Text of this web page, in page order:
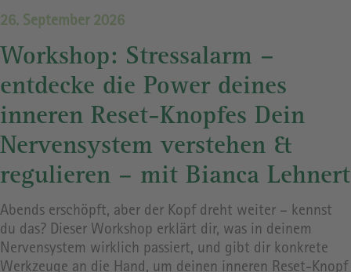
26. September 2026
Workshop: Stressalarm –
entdecke die Power deines
inneren Reset-Knopfes Dein
Nervensystem verstehen &
regulieren – mit Bianca Lehnert
Abends erschöpft, aber der Kopf dreht weiter – kennst
du das? Dieser Workshop erklärt dir, was in deinem
Nervensystem wirklich passiert, und gibt dir konkrete
Werkzeuge an die Hand, um deinen inneren Reset-Knopf